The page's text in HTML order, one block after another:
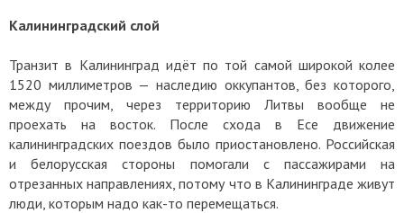
Калининградский слой
Транзит в Калининград идёт по той самой широкой колее
1520 миллиметров — наследию оккупантов, без которого,
между прочим, через территорию Литвы вообще не
проехать на восток. После схода в Есе движение
калининградских поездов было приостановлено. Российская
и белорусская стороны помогали с пассажирами на
отрезанных направлениях, потому что в Калининграде живут
люди, которым надо как-то перемещаться.